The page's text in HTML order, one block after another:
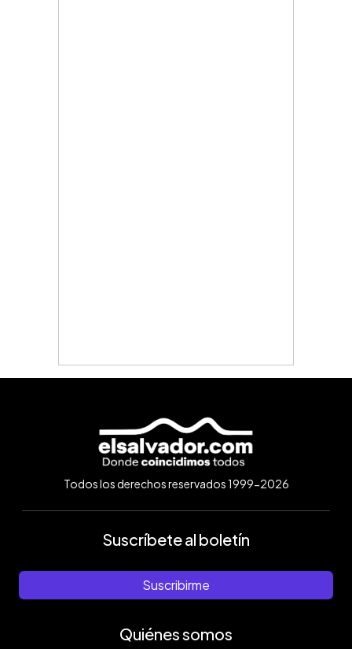
Todos los derechos reservados 1999-2026
Suscríbete al boletín
Suscribirme
Quiénes somos